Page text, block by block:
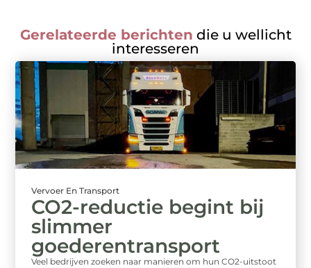
Gerelateerde berichten die u wellicht
interesseren
Vervoer En Transport
CO2-reductie begint bij
slimmer
goederentransport
Veel bedrijven zoeken naar manieren om hun CO2-uitstoot